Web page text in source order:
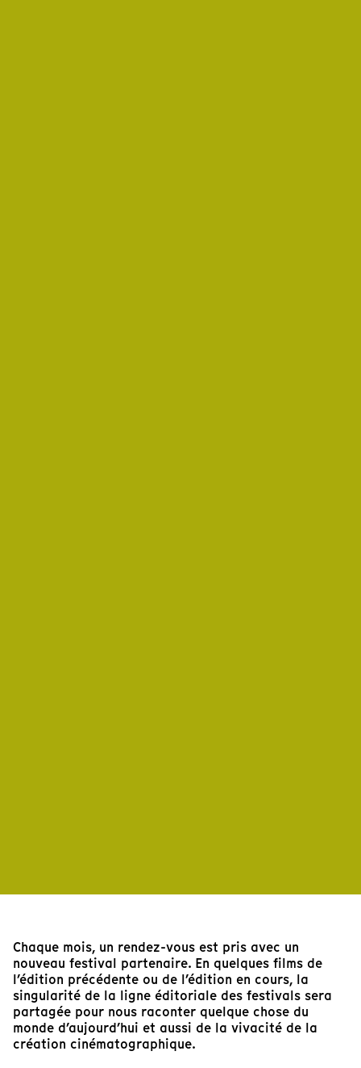
Chaque mois, un rendez-vous est pris avec un
nouveau festival partenaire. En quelques films de
l’édition précédente ou de l’édition en cours, la
singularité de la ligne éditoriale des festivals sera
partagée pour nous raconter quelque chose du
monde d’aujourd’hui et aussi de la vivacité de la
création cinématographique.